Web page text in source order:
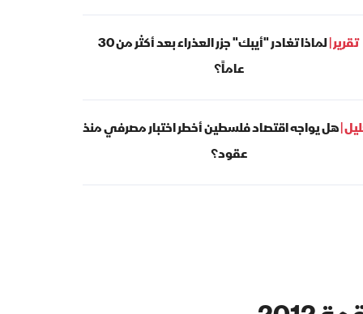
تقرير |
لماذا تغادر "أيبك" جزر العذراء بعد أكثر من 30
عاماً؟
|هل يواجه اقتصاد فلسطين أخطر اختبار مصرفي منذ
عقود؟